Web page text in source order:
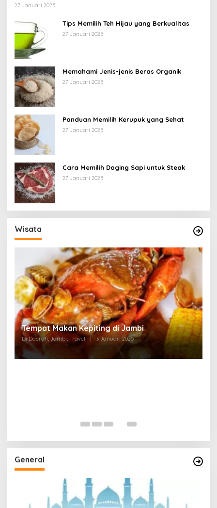
27 Januari 2025
Tips Memilih Teh Hijau yang Berkualitas
27 Januari 2025
Memahami Jenis-jenis Beras Organik
27 Januari 2025
Panduan Memilih Kerupuk yang Sehat
27 Januari 2025
Cara Memilih Daging Sapi untuk Steak
27 Januari 2025
Wisata
Tempat Makan di Thehok Jambi
Di Daerah, Jambi, Travel 3 Januari 2025
General